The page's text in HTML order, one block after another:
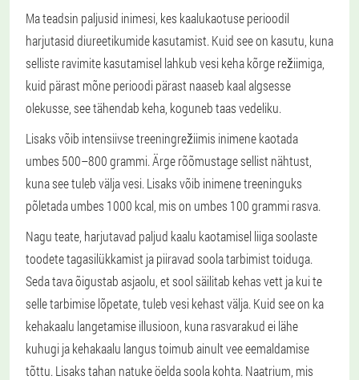
Ma teadsin paljusid inimesi, kes kaalukaotuse perioodil
harjutasid diureetikumide kasutamist. Kuid see on kasutu, kuna
selliste ravimite kasutamisel lahkub vesi keha kõrge režiimiga,
kuid pärast mõne perioodi pärast naaseb kaal algsesse
olekusse, see tähendab keha, koguneb taas vedeliku.
Lisaks võib intensiivse treeningrežiimis inimene kaotada
umbes 500–800 grammi. Ärge rõõmustage sellist nähtust,
kuna see tuleb välja vesi. Lisaks võib inimene treeninguks
põletada umbes 1000 kcal, mis on umbes 100 grammi rasva.
Nagu teate, harjutavad paljud kaalu kaotamisel liiga soolaste
toodete tagasilükkamist ja piiravad soola tarbimist toiduga.
Seda tava õigustab asjaolu, et sool säilitab kehas vett ja kui te
selle tarbimise lõpetate, tuleb vesi kehast välja. Kuid see on ka
kehakaalu langetamise illusioon, kuna rasvarakud ei lähe
kuhugi ja kehakaalu langus toimub ainult vee eemaldamise
tõttu. Lisaks tahan natuke öelda soola kohta. Naatrium, mis